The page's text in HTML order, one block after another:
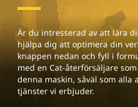
Är du intresserad av att lära
hjälpa dig att optimera din
knappen nedan och fyll i
med en Cat-återförsäljare
denna maskin, såväl som alla
tjänster vi erbjuder.